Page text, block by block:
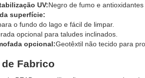
UV:Negro de fumo e
superfície:
o fundo do lago e fácil de limpar.
opcional para taludes inclinados.
opcional:Geotêxtil não tecido para
Fabrico